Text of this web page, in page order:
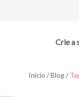
Crie a
Início /Blog/